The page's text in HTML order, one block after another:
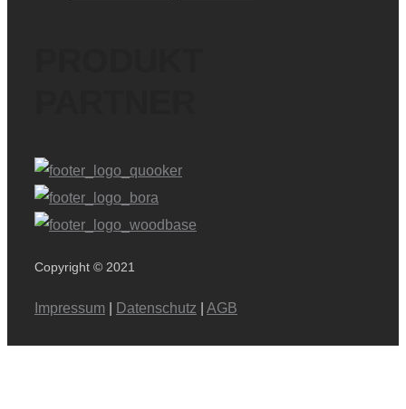
Copyright © 2021
Impressum Datenschutz AGB